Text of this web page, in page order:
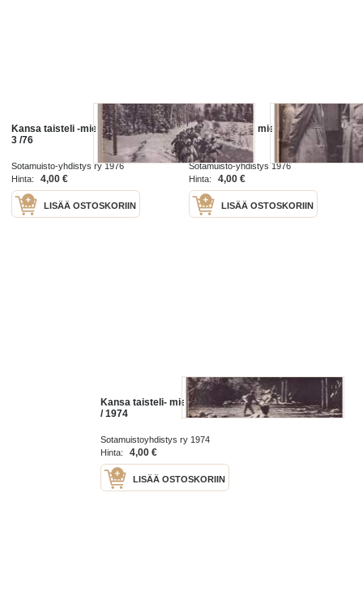
Kansa taisteli -miehet kertovat N:o
3 /76
Sotamuisto-yhdistys ry 1976
Hinta:
4,00 €
LISÄÄ OSTOSKORIIN
Kansa taisteli- miehet kertoo. N:O
6 / 1976
Sotamuisto-yhdistys 1976
Hinta:
4,00 €
LISÄÄ OSTOSKORIIN
Kansa taisteli- miehet kertoo. N:o 7
/ 1974
Sotamuistoyhdistys ry 1974
Hinta:
4,00 €
LISÄÄ OSTOSKORIIN